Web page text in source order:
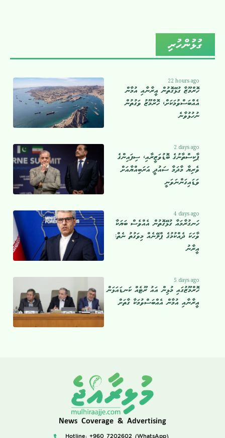
ގުޅުންހުރި
22 hours ago
ހޮރްމޫޒާ ގުޅޭގޮތުން އީރާނާއި އުމާން
އެއްބަސްވުމަކަށް، ހޮރްމޫޒު ވަގުތުން
ނުހުޅުވާނެ
2 days ago
ޕާކިސްތާނުގެ ބޮޑުވަޒީރާއި، ސިފައިންގެ
ވެރިޔާ މާދަމާ ސައުދީ އަރަބިއްޔާއަށް
ވަޑައިގަންނަވަނީ
4 days ago
ހަނގުރާމައާ ގުޅޭގޮތުން އެއްވެސް ބަޔަކާ
ވާހަކަ ދެއްކުމުގެ ޕްލޭނެއް މިވަގުތު ނެތް:
އީރާނު
5 days ago
ހޮރްމޫޒުގައި މުޅިން އައު ރޫޓެއް ކަނޑައަޅަން
އީރާނާއި އުމާން އެއްބަސްވުމަކާ ގާތަށް
News Coverage & Advertising